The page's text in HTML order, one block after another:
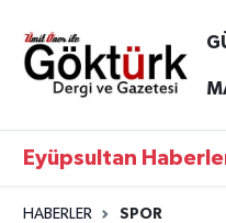
Eyüpsultan
HABERLER SPOR
ÇocukHava Durumu